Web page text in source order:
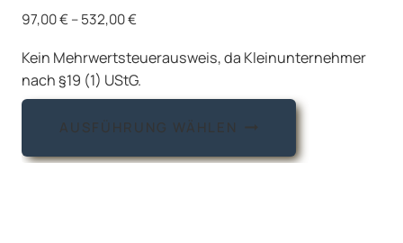
97,00€–532,00€
Kein Mehrwertsteuerausweis, da Kleinunternehmer
nach §19 (1) UStG.
AUSFÜHRUNG WÄHLEN
Dieses
weist